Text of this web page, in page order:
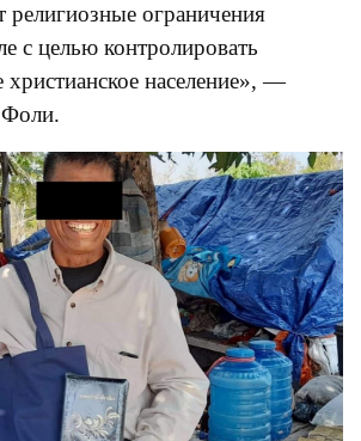
религиозные ограничения
с целью контролировать
христианское население», —
Фоли.